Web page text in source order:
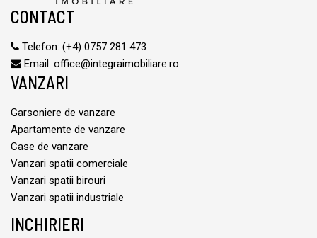
CONTACT
Telefon: (+4) 0757 281 473
Email: office@integraimobiliare.ro
VANZARI
Garsoniere de vanzare
Apartamente de vanzare
Case de vanzare
Vanzari spatii comerciale
Vanzari spatii birouri
Vanzari spatii industriale
INCHIRIERI